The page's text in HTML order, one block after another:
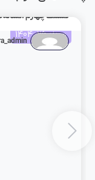
مرداد 26, 1404
قسمت چهارم :نشانه‌ها